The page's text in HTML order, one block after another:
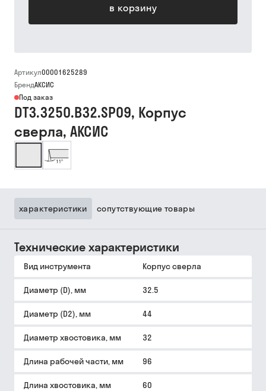
в корзину
Артикул00001625289
БрендАКСИС
Под заказ
DT3.3250.B32.SP09, Корпус
сверла, АКСИС
характеристики сопутствующие товары
Технические характеристики
Вид инструмента Корпус сверла
Диаметр (D), мм 32.5
Диаметр (D2), мм 44
Диаметр хвостовика, мм 32
Длина рабочей части, мм 96
Длина хвостовика, мм 60